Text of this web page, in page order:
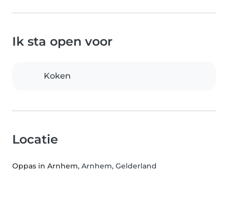
Ik sta open voor
Koken
Locatie
Oppas in Arnhem, Arnhem, Gelderland